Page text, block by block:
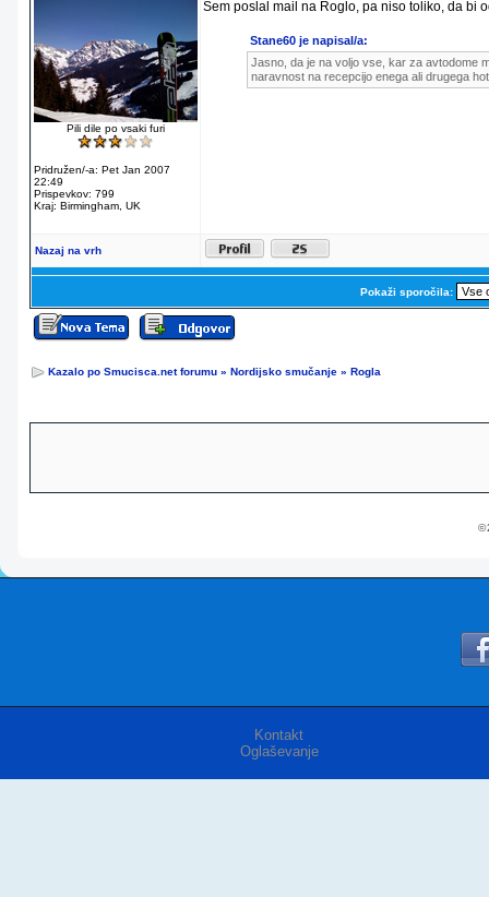
Pili dile po vsaki furi
Pridružen/-a: Pet Jan 2007
22:49
Prispevkov: 799
Kraj: Birmingham, UK
Sem poslal mail na Roglo, pa niso toliko, da bi
Stane60 je napisal/a:
Jasno, da je na voljo vse, kar za avtodome
naravnost na recepcijo enega ali drugega
Nazaj na vrh
Pokaži sporočila:
Kazalo po Smucisca.net forumu » Nordijsko smučanje » Rogla
©
Kontakt
Oglaševanje